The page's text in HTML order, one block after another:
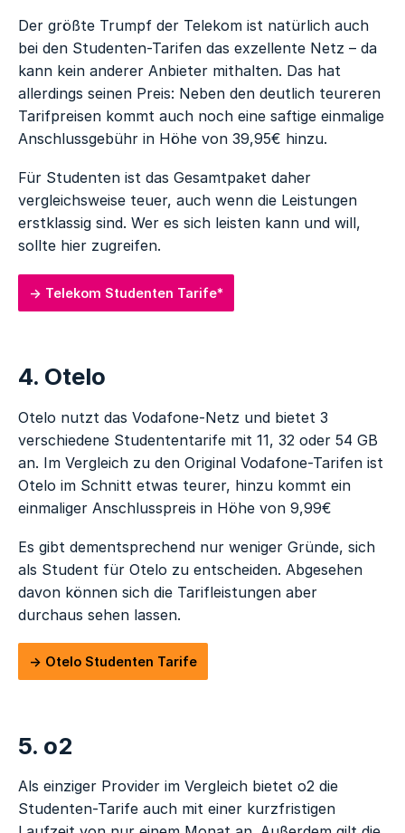
Der größte Trumpf der Telekom ist natürlich auch
bei den Studenten-Tarifen das exzellente Netz – da
kann kein anderer Anbieter mithalten. Das hat
allerdings seinen Preis: Neben den deutlich teureren
Tarifpreisen kommt auch noch eine saftige einmalige
Anschlussgebühr in Höhe von 39,95€ hinzu.
Für Studenten ist das Gesamtpaket daher
vergleichsweise teuer, auch wenn die Leistungen
erstklassig sind. Wer es sich leisten kann und will,
sollte hier zugreifen.
Telekom Studenten Tarife*
4. Otelo
Otelo nutzt das Vodafone-Netz und bietet 3
verschiedene Studententarife mit 11, 32 oder 54 GB
an. Im Vergleich zu den Original Vodafone-Tarifen ist
Otelo im Schnitt etwas teurer, hinzu kommt ein
einmaliger Anschlusspreis in Höhe von 9,99€
Es gibt dementsprechend nur weniger Gründe, sich
als Student für Otelo zu entscheiden. Abgesehen
davon können sich die Tarifleistungen aber
durchaus sehen lassen.
Otelo Studenten Tarife
5. o2
Als einziger Provider im Vergleich bietet o2 die
Studenten-Tarife auch mit einer kurzfristigen